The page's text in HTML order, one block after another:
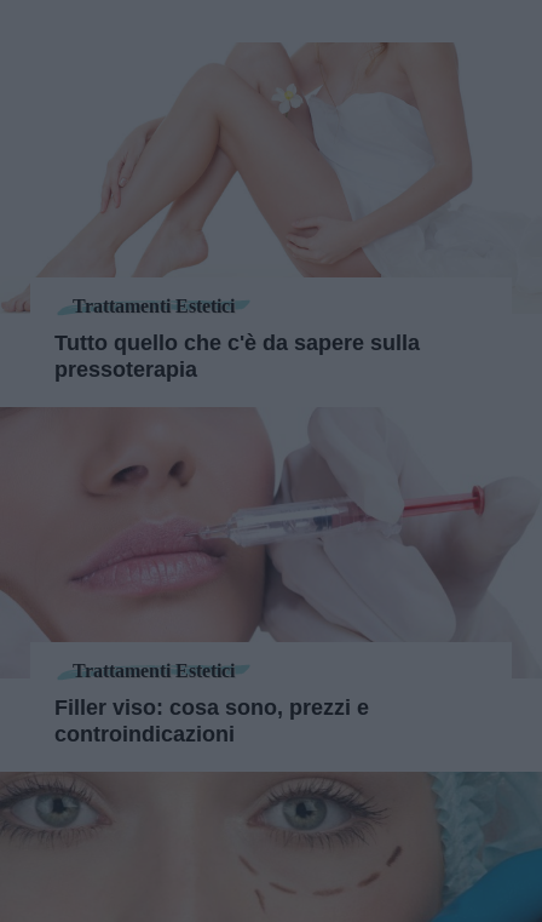
Trattamenti Estetici
Tutto quello che c'è da sapere sulla
pressoterapia
Trattamenti Estetici
Filler viso: cosa sono, prezzi e
controindicazioni